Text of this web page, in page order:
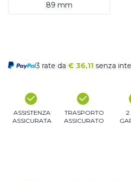
89 mm
3 rate da € 36,11 senza
ASSISTENZA
ASSICURATA
TRASPORTO
ASSICURATO
2